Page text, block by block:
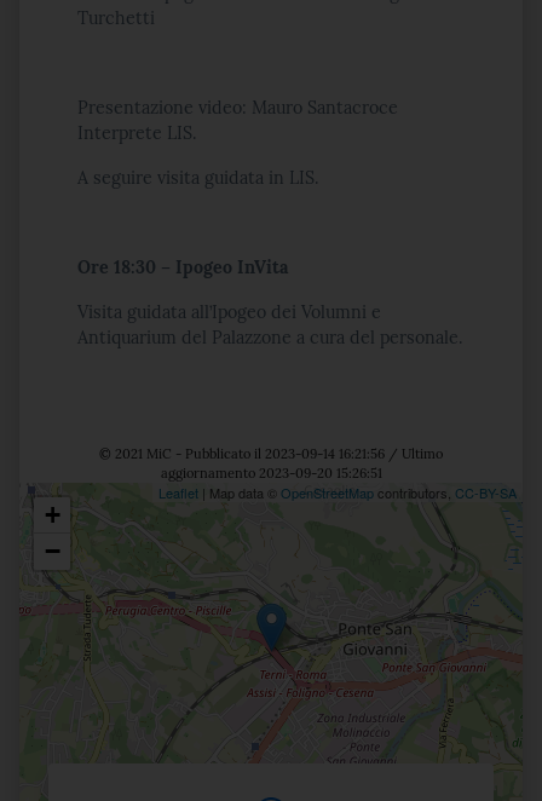
Turchetti
Presentazione video: Mauro Santacroce
Interprete LIS.
A seguire visita guidata in LIS.
Ore 18:30 – Ipogeo InVita
Visita guidata all’Ipogeo dei Volumni e
Antiquarium del Palazzone a cura del personale.
© 2021 MiC - Pubblicato il 2023-09-14 16:21:56 / Ultimo
aggiornamento 2023-09-20 15:26:51
Posizione
+
−
Leaflet | Map data © OpenStreetMapcontributors, CC-BY-SA